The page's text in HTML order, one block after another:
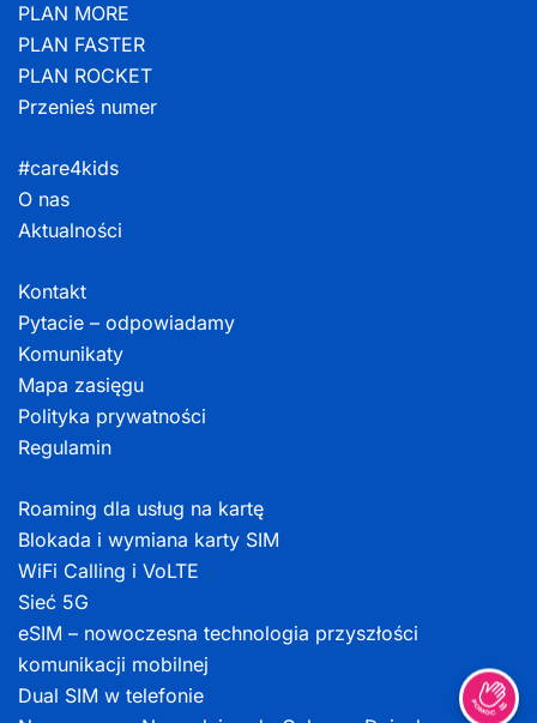
PLAN MORE
PLAN FASTER
PLAN ROCKET
Przenieś numer
#care4kids
O nas
Aktualności
Kontakt
Pytacie – odpowiadamy
Komunikaty
Mapa zasięgu
Polityka prywatności
Regulamin
Roaming dla usług na kartę
Blokada i wymiana karty SIM
WiFi Calling i VoLTE
Sieć 5G
eSIM – nowoczesna technologia przyszłości
komunikacji mobilnej
Dual SIM w telefonie